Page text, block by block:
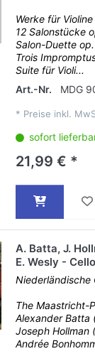
Werke für
12 Salonstücke
Salon-Duette
Trois
Suite für Violi...
Art.-Nr.
MDG
* Preise inkl.
sofort
21,99 € *
A. Batta, J.
E. Wesly -
Niederländische
The Maastricht-
Alexander Batta
Joseph Hollman
Andrée